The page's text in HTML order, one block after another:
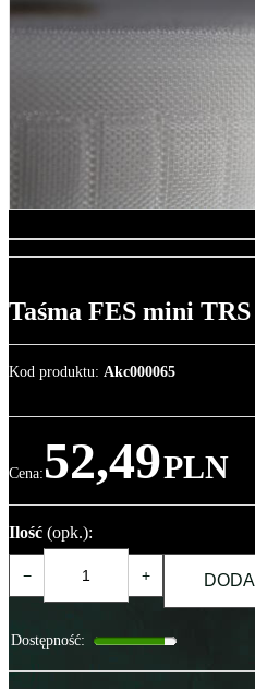
Taśma FES mini
Kod produktu: Akc000065
Cena: 52,49PLN
Ilość (opk.):
− +
Dostępność: